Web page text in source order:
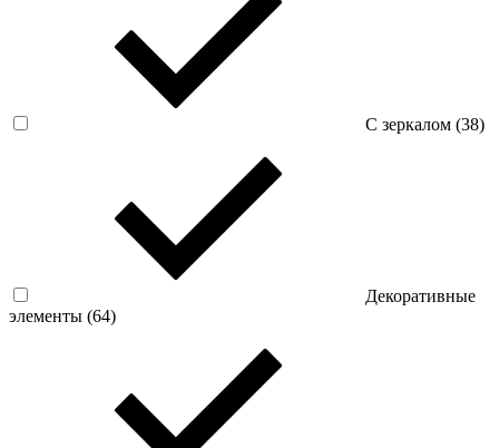
С зеркалом (38)
Декоративные
элементы (64)